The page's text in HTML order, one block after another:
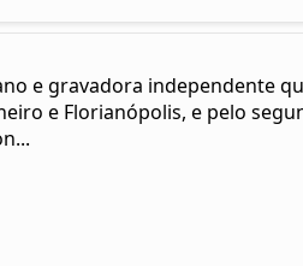
e gravadora independente
e Florianópolis, e pelo